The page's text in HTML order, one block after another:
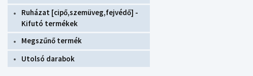
Ruházat [cipő,szemüveg,fejvédő] -
Kifutó termékek
Megszűnő termék
Utolsó darabok